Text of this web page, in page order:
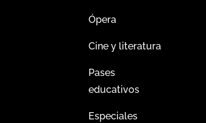
Ópera
Cine y literatura
Pases
educativos
Especiales